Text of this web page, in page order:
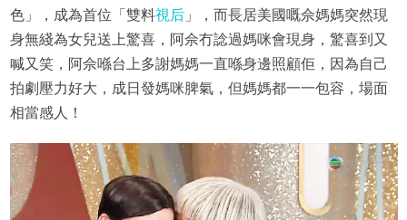
色」，成為首位「雙料視后」，而長居美國嘅佘媽媽突然現
身無綫為女兒送上驚喜，阿佘冇諗過媽咪會現身，驚喜到又
喊又笑，阿佘喺台上多謝媽媽一直喺身邊照顧佢，因為自己
拍劇壓力好大，成日發媽咪脾氣，但媽媽都一一包容，場面
相當感人！